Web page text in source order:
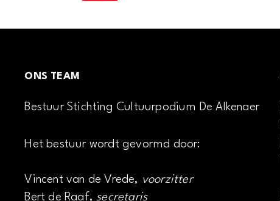
ONS TEAM
Bestuur Stichting Cultuurpodium De Alkenaer
Het bestuur wordt gevormd door:
Vincent van de Vrede, voorzitter
Bert de Raaf, secretaris